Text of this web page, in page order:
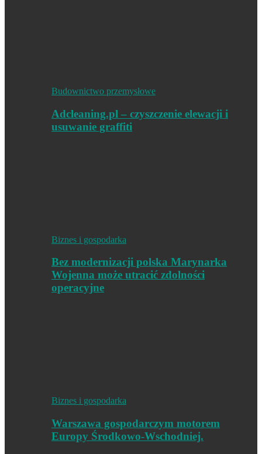
Budownictwo przemysłowe
Adcleaning.pl – czyszczenie elewacji i
usuwanie graffiti
Biznes i gospodarka
Bez modernizacji polska Marynarka
Wojenna może utracić zdolności
operacyjne
Biznes i gospodarka
Warszawa gospodarczym motorem
Europy Środkowo-Wschodniej.